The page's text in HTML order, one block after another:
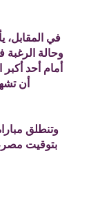
في المقابل،
وحالة الرغبة
أمام أحد
أن
وتنطلق
بتوقيت